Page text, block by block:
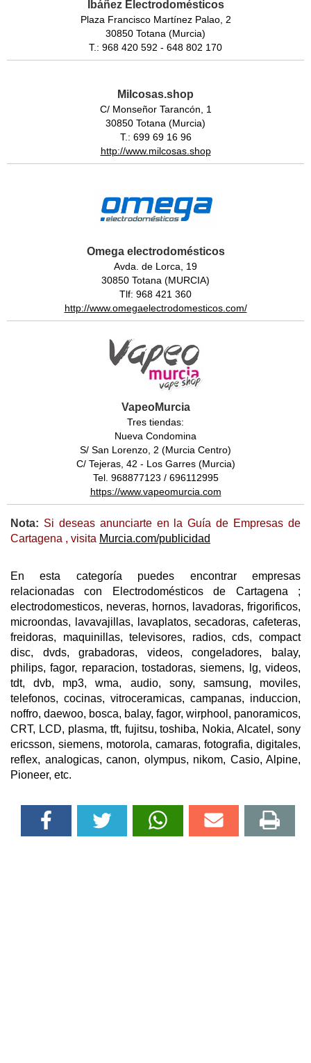
Ibáñez Electrodomésticos
Plaza Francisco Martínez Palao, 2
30850 Totana (Murcia)
T.: 968 420 592 - 648 802 170
Milcosas.shop
C/ Monseñor Tarancón, 1
30850 Totana (Murcia)
T.: 699 69 16 96
http://www.milcosas.shop
Omega electrodomésticos
Avda. de Lorca, 19
30850 Totana (MURCIA)
Tlf: 968 421 360
http://www.omegaelectrodomesticos.com/
VapeoMurcia
Tres tiendas:
Nueva Condomina
S/ San Lorenzo, 2 (Murcia Centro)
C/ Tejeras, 42 - Los Garres (Murcia)
Tel. 968877123 / 696112995
https://www.vapeomurcia.com
Nota: Si deseas anunciarte en la Guía de Empresas de
Cartagena , visita Murcia.com/publicidad
En esta categoría puedes encontrar empresas
relacionadas con Electrodomésticos de Cartagena ;
electrodomesticos, neveras, hornos, lavadoras, frigorificos,
microondas, lavavajillas, lavaplatos, secadoras, cafeteras,
freidoras, maquinillas, televisores, radios, cds, compact
disc, dvds, grabadoras, videos, congeladores, balay,
philips, fagor, reparacion, tostadoras, siemens, lg, videos,
tdt, dvb, mp3, wma, audio, sony, samsung, moviles,
telefonos, cocinas, vitroceramicas, campanas, induccion,
noffro, daewoo, bosca, balay, fagor, wirphool, panoramicos,
CRT, LCD, plasma, tft, fujitsu, toshiba, Nokia, Alcatel, sony
ericsson, siemens, motorola, camaras, fotografia, digitales,
reflex, analogicas, canon, olympus, nikom, Casio, Alpine,
Pioneer, etc.